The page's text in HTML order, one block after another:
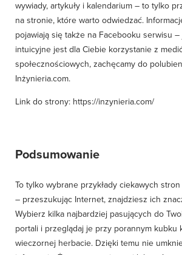
wywiady, artykuły i kalendarium – to tylko
na stronie, które warto odwiedzać.
pojawiają się także na Facebooku serwisu
intuicyjne jest dla Ciebie korzystanie z
społecznościowych, zachęcamy do
Inżynieria.com.
Link do strony: https://inzynieria.com/
Podsumowanie
To tylko wybrane przykłady ciekawych
– przeszukując Internet, znajdziesz ich
Wybierz kilka najbardziej pasujących do
portali i przeglądaj je przy porannym kubku
wieczornej herbacie. Dzięki temu nie